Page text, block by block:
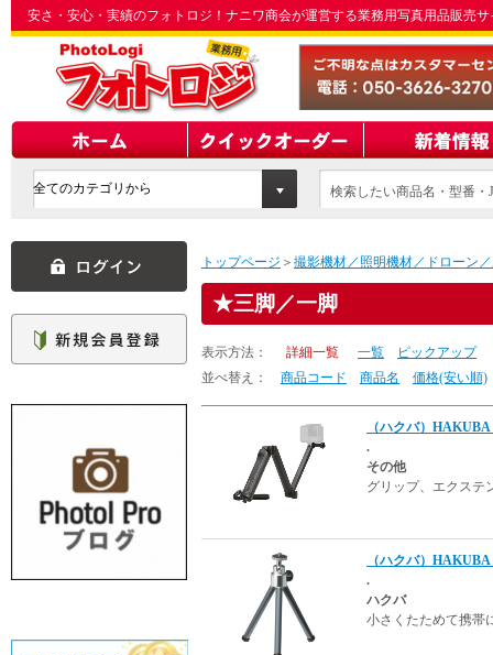
安さ・安心・実績のフォトロジ！ナニワ商会が運営する業務用写真用品販売
検索したい商品名・型番
トップページ ＞ 撮影機材／照明機材／ドローン
三脚／一脚
表示方法： 詳細一覧 一覧
ピックアップ
並べ替え：
商品コード 商品名 価格(安い順)
（ハクバ）
.
その他
グリップ、エクステ
（ハクバ）
.
ハクバ
小さくたためて携帯